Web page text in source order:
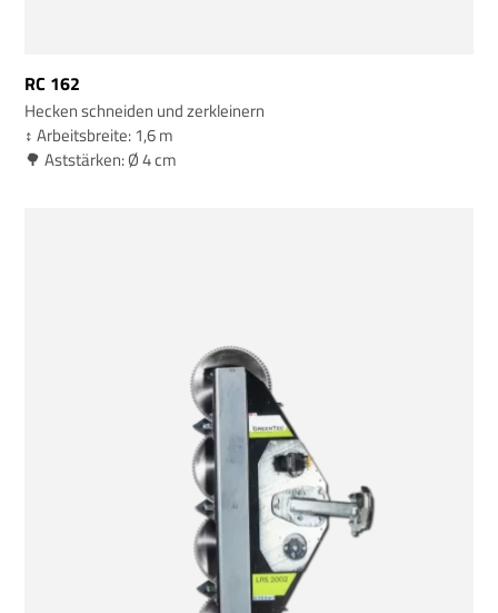
RC 162
Hecken schneiden und zerkleinern
↕️ Arbeitsbreite: 1,6 m
🌳 Aststärken: Ø 4 cm